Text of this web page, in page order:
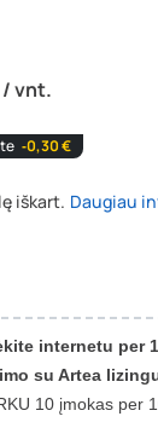
vnt.
‐0,30 €
iškart. Daugiau
internetu per
su Artea
10 įmokas per